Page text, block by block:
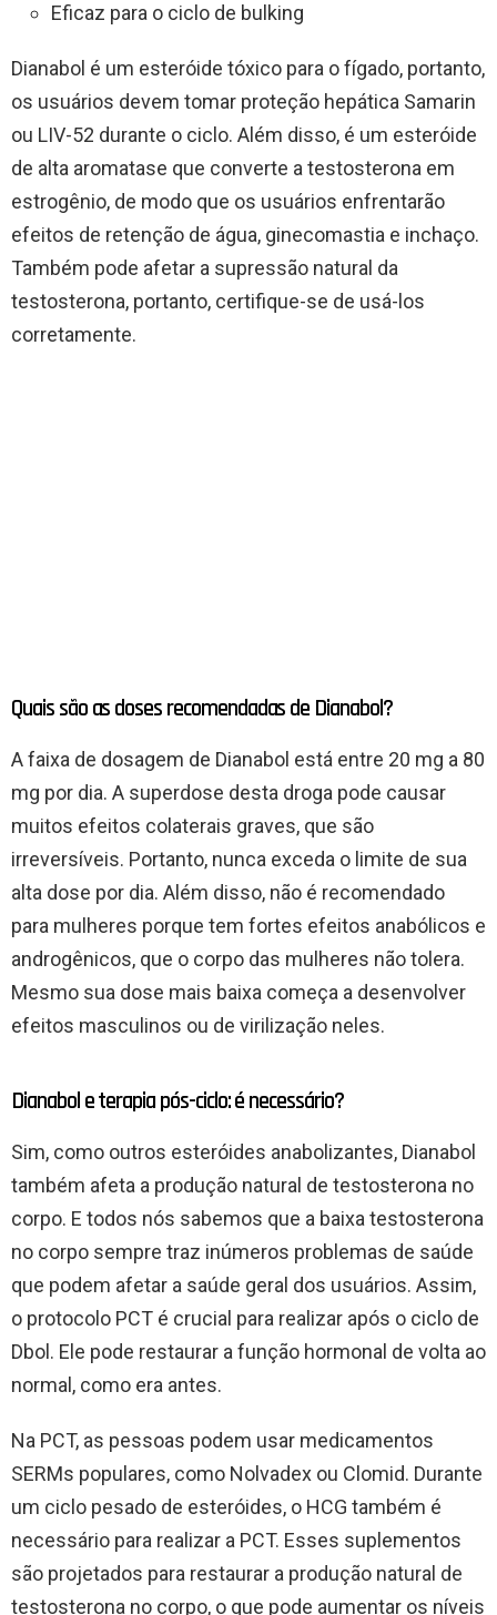
Eficaz para o ciclo de bulking
Dianabol é um esteróide tóxico para o fígado, portanto,
os usuários devem tomar proteção hepática Samarin
ou LIV-52 durante o ciclo. Além disso, é um esteróide
de alta aromatase que converte a testosterona em
estrogênio, de modo que os usuários enfrentarão
efeitos de retenção de água, ginecomastia e inchaço.
Também pode afetar a supressão natural da
testosterona, portanto, certifique-se de usá-los
corretamente.
Quais são as doses recomendadas de Dianabol?
A faixa de dosagem de Dianabol está entre 20 mg a 80
mg por dia. A superdose desta droga pode causar
muitos efeitos colaterais graves, que são
irreversíveis. Portanto, nunca exceda o limite de sua
alta dose por dia. Além disso, não é recomendado
para mulheres porque tem fortes efeitos anabólicos e
androgênicos, que o corpo das mulheres não tolera.
Mesmo sua dose mais baixa começa a desenvolver
efeitos masculinos ou de virilização neles.
Dianabol e terapia pós-ciclo: é necessário?
Sim, como outros esteróides anabolizantes, Dianabol
também afeta a produção natural de testosterona no
corpo. E todos nós sabemos que a baixa testosterona
no corpo sempre traz inúmeros problemas de saúde
que podem afetar a saúde geral dos usuários. Assim,
o protocolo PCT é crucial para realizar após o ciclo de
Dbol. Ele pode restaurar a função hormonal de volta ao
normal, como era antes.
Na PCT, as pessoas podem usar medicamentos
SERMs populares, como Nolvadex ou Clomid. Durante
um ciclo pesado de esteróides, o HCG também é
necessário para realizar a PCT. Esses suplementos
são projetados para restaurar a produção natural de
testosterona no corpo, o que pode aumentar os níveis